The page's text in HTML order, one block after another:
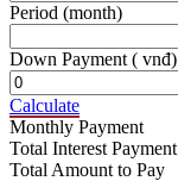
Period (month)
Down Payment ( vnđ)
Calculate
Monthly Payment
Total Interest Payment
Total Amount to Pay